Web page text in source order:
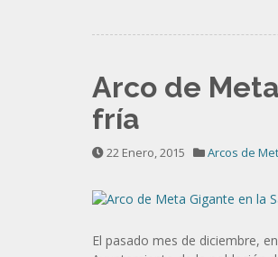
Arco de
fría
22 Enero, 2015 Arcos de
El pasado mes de diciembre,